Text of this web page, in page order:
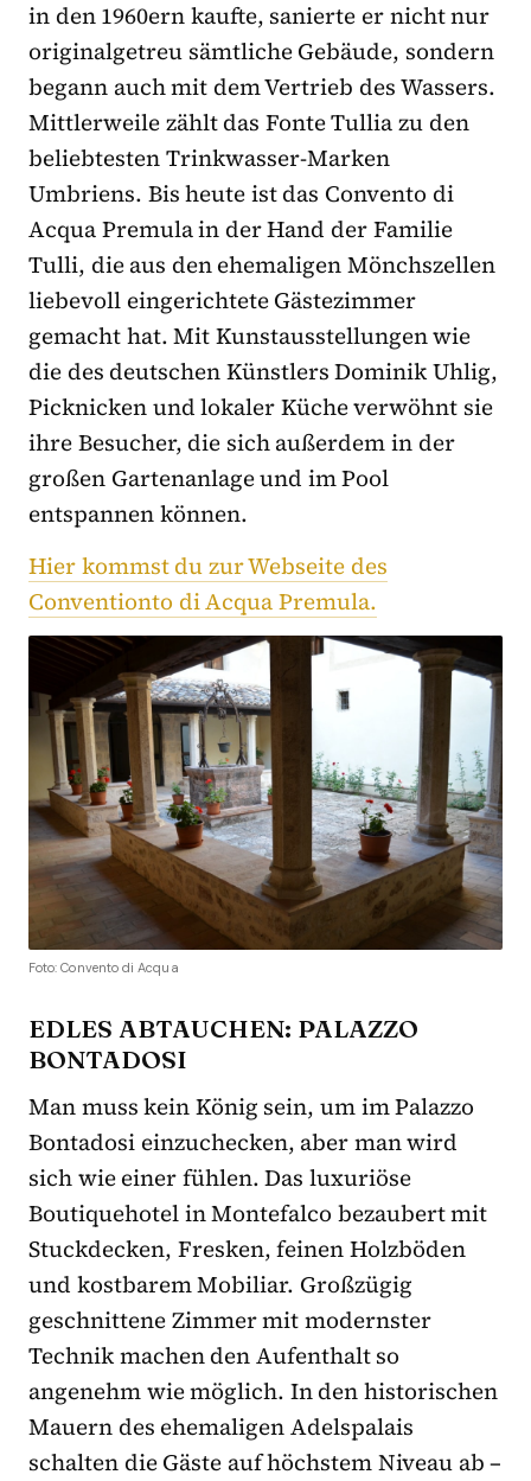
in den 1960ern kaufte, sanierte er nicht nur
originalgetreu sämtliche Gebäude, sondern
begann auch mit dem Vertrieb des Wassers.
Mittlerweile zählt das Fonte Tullia zu den
beliebtesten Trinkwasser-Marken
Umbriens. Bis heute ist das Convento di
Acqua Premula in der Hand der Familie
Tulli, die aus den ehemaligen Mönchszellen
liebevoll eingerichtete Gästezimmer
gemacht hat. Mit Kunstausstellungen wie
die des deutschen Künstlers Dominik Uhlig,
Picknicken und lokaler Küche verwöhnt sie
ihre Besucher, die sich außerdem in der
großen Gartenanlage und im Pool
entspannen können.
Hier kommst du zur Webseite des
Conventionto di Acqua Premula.
Foto: Convento di Acqua
EDLES ABTAUCHEN: PALAZZO
BONTADOSI
Man muss kein König sein, um im Palazzo
Bontadosi einzuchecken, aber man wird
sich wie einer fühlen. Das luxuriöse
Boutiquehotel in Montefalco bezaubert mit
Stuckdecken, Fresken, feinen Holzböden
und kostbarem Mobiliar. Großzügig
geschnittene Zimmer mit modernster
Technik machen den Aufenthalt so
angenehm wie möglich. In den historischen
Mauern des ehemaligen Adelspalais
schalten die Gäste auf höchstem Niveau ab –